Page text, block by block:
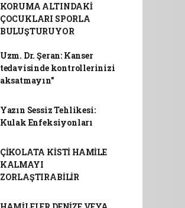
KORUMA ALTINDAKİ
ÇOCUKLARI SPORLA
BULUŞTURUYOR
Uzm. Dr. Şeran: Kanser
tedavisinde kontrollerinizi
aksatmayın"
Yazın Sessiz Tehlikesi:
Kulak Enfeksiyonları
ÇİKOLATA KİSTİ HAMİLE
KALMAYI
ZORLAŞTIRABİLİR